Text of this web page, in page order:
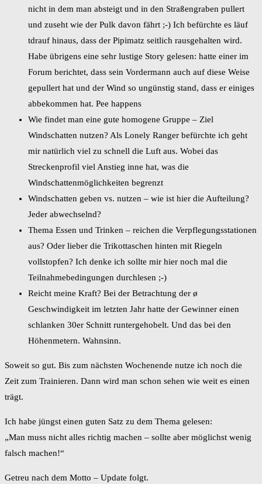
nicht in dem man absteigt und in den Straßengraben pullert
und zuseht wie der Pulk davon fährt ;-) Ich befürchte es läuf
tdrauf hinaus, dass der Pipimatz seitlich rausgehalten wird.
Habe übrigens eine sehr lustige Story gelesen: hatte einer im
Forum berichtet, dass sein Vordermann auch auf diese Weise
gepullert hat und der Wind so ungünstig stand, dass er einiges
abbekommen hat. Pee happens
Wie findet man eine gute homogene Gruppe – Ziel
Windschatten nutzen? Als Lonely Ranger befürchte ich geht
mir natürlich viel zu schnell die Luft aus. Wobei das
Streckenprofil viel Anstieg inne hat, was die
Windschattenmöglichkeiten begrenzt
Windschatten geben vs. nutzen – wie ist hier die Aufteilung?
Jeder abwechselnd?
Thema Essen und Trinken – reichen die Verpflegungsstationen
aus? Oder lieber die Trikottaschen hinten mit Riegeln
vollstopfen? Ich denke ich sollte mir hier noch mal die
Teilnahmebedingungen durchlesen ;-)
Reicht meine Kraft? Bei der Betrachtung der ø
Geschwindigkeit im letzten Jahr hatte der Gewinner einen
schlanken 30er Schnitt runtergehobelt. Und das bei den
Höhenmetern. Wahnsinn.
Soweit so gut. Bis zum nächsten Wochenende nutze ich noch die
Zeit zum Trainieren. Dann wird man schon sehen wie weit es einen
trägt.
Ich habe jüngst einen guten Satz zu dem Thema gelesen:
„Man muss nicht alles richtig machen – sollte aber möglichst wenig
falsch machen!“
Getreu nach dem Motto – Update folgt.